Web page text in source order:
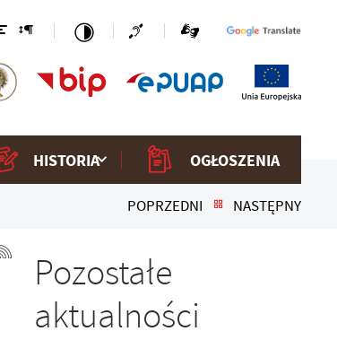
HISTORIA OGŁOSZENIA
POPRZEDNI NASTĘPNY
Pozostałe
aktualności